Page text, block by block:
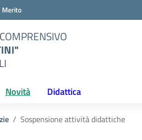
Merito
Novità Didattica
Sospensione attività didattiche